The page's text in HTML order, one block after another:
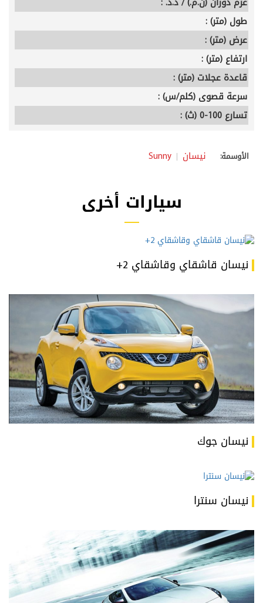
طول (متر) :
عرض (متر) :
ارتفاع (متر) :
قاعدة عجلات (متر) :
سرعة قصوى (كلم/س) :
تسارع 100-0 (ث) :
الأوسمة: نيسان Sunny
سيارات أخرى
نيسان قاشقاي وقاشقاي 2+
نيسان جوك
نيسان سنترا